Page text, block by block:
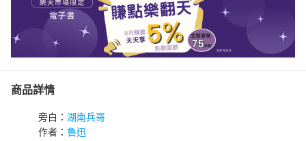
商品詳情
旁白： 湖南兵哥
作者： 鲁迅